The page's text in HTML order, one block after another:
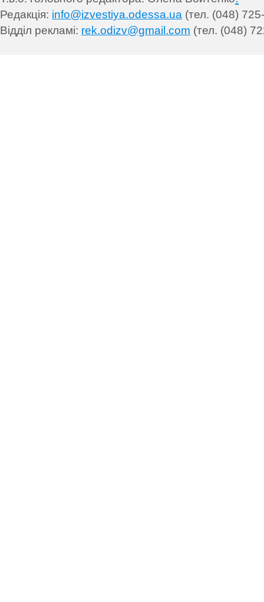
Редакція: info@izvestiya.odessa.ua (тел. (048)
Відділ рекламі: rek.odizv@gmail.com (тел. (048)